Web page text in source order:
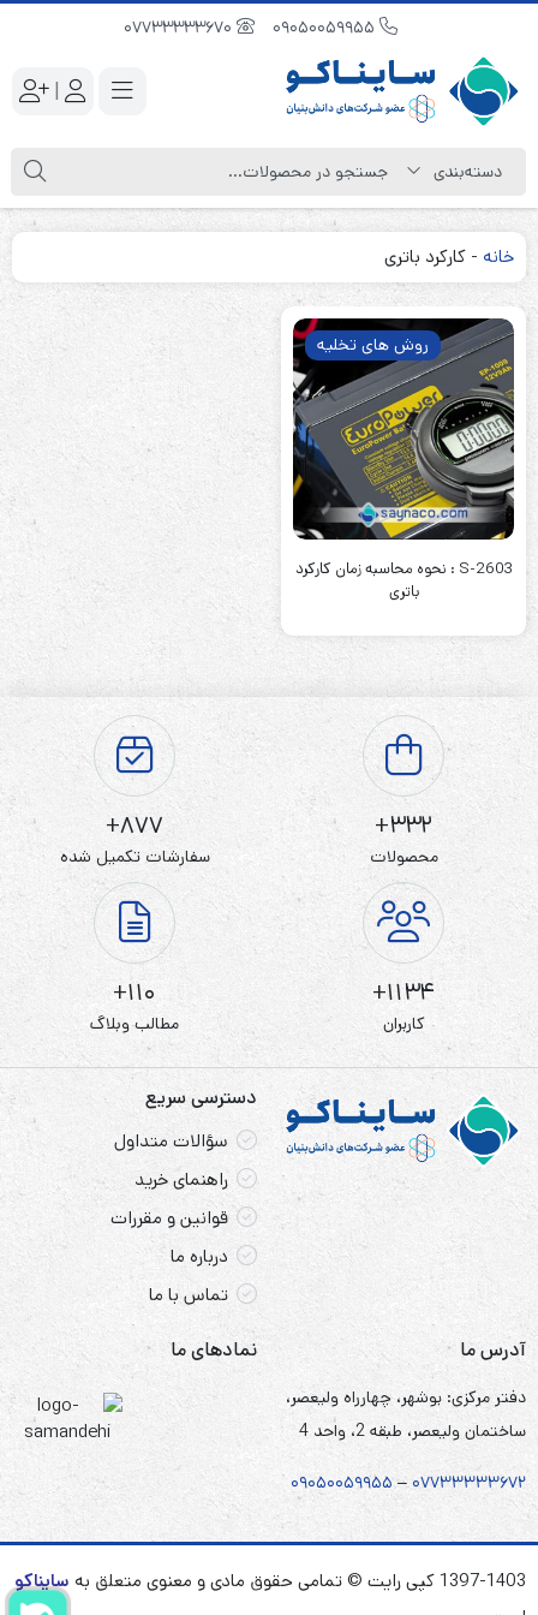
|
خانه - کارکرد باتری
روش های تخلیه
S-2603 : نحوه محاسبه زمان کارکرد
باتری
332+
محصولات
877+
سفارشات تکمیل شده
1134+
کاربران
110+
مطالب وبلاگ
دسترسی سریع
سؤالات متداول
راهنمای خرید
قوانین و مقررات
درباره ما
تماس با ما
آدرس ما
دفتر مرکزی: بوشهر، چهارراه ولیعصر،
ساختمان ولیعصر، طبقه 2، واحد 4
۰۷۷۳۳۳۳۳۶۷۲ – ۰۹۰۵۰۰۵۹۹۵۵
نمادهای ما
1397-1403 کپی رایت © تمامی حقوق مادی و معنوی متعلق به
سایناکو